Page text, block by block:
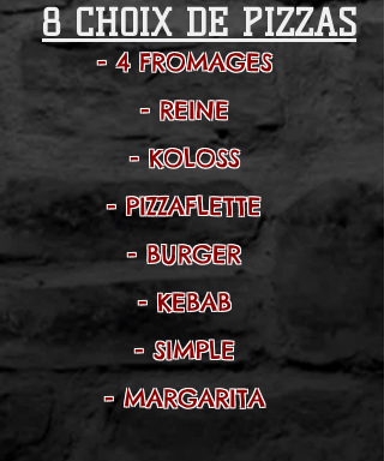
- 4 FROMAGES
- REINE
- KOLOSS
- PIZZAFLETTE
- BURGER
- KEBAB
- SIMPLE
- MARGARITA
8 CHOIX DE PIZZAS